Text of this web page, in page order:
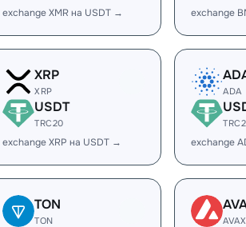
exchange XMR на USDT → exchange
XRP
XRP
USDT
TRC20
exchange XRP на USDT →
ADA
exchange
TON
TON AVAX